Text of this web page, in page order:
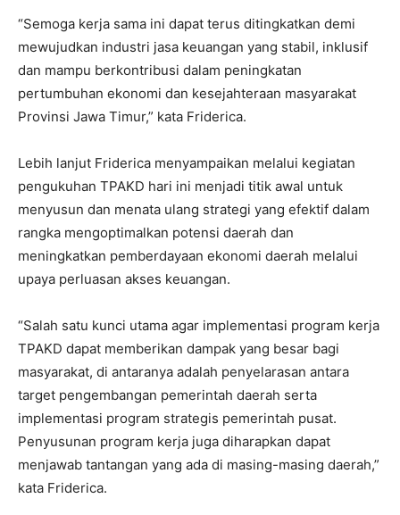
“Semoga kerja sama ini dapat terus ditingkatkan demi
mewujudkan industri jasa keuangan yang stabil, inklusif
dan mampu berkontribusi dalam peningkatan
pertumbuhan ekonomi dan kesejahteraan masyarakat
Provinsi Jawa Timur,” kata Friderica.
Lebih lanjut Friderica menyampaikan melalui kegiatan
pengukuhan TPAKD hari ini menjadi titik awal untuk
menyusun dan menata ulang strategi yang efektif dalam
rangka mengoptimalkan potensi daerah dan
meningkatkan pemberdayaan ekonomi daerah melalui
upaya perluasan akses keuangan.
“Salah satu kunci utama agar implementasi program kerja
TPAKD dapat memberikan dampak yang besar bagi
masyarakat, di antaranya adalah penyelarasan antara
target pengembangan pemerintah daerah serta
implementasi program strategis pemerintah pusat.
Penyusunan program kerja juga diharapkan dapat
menjawab tantangan yang ada di masing-masing daerah,”
kata Friderica.